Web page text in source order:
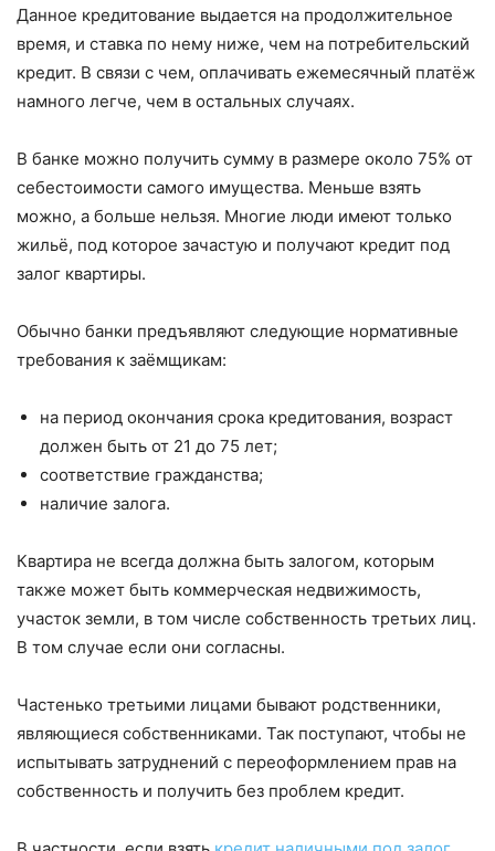
Данное кредитование выдается на продолжительное
время, и ставка по нему ниже, чем на потребительский
кредит. В связи с чем, оплачивать ежемесячный платёж
намного легче, чем в остальных случаях.
В банке можно получить сумму в размере около 75% от
себестоимости самого имущества. Меньше взять
можно, а больше нельзя. Многие люди имеют только
жильё, под которое зачастую и получают кредит под
залог квартиры.
Обычно банки предъявляют следующие нормативные
требования к заёмщикам:
на период окончания срока кредитования, возраст
должен быть от 21 до 75 лет;
соответствие гражданства;
наличие залога.
Квартира не всегда должна быть залогом, которым
также может быть коммерческая недвижимость,
участок земли, в том числе собственность третьих лиц.
В том случае если они согласны.
Частенько третьими лицами бывают родственники,
являющиеся собственниками. Так поступают, чтобы не
испытывать затруднений с переоформлением прав на
собственность и получить без проблем кредит.